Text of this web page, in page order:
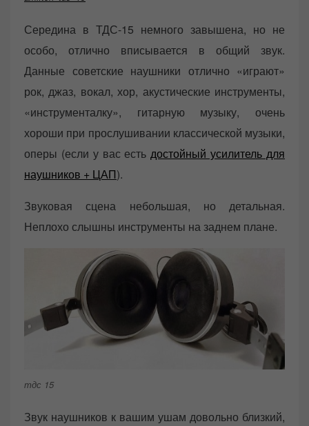
Середина в ТДС-15 немного завышена, но не
особо, отлично вписывается в общий звук.
Данные советские наушники отлично «играют»
рок, джаз, вокал, хор, акустические инструменты,
«инструменталку», гитарную музыку, очень
хороши при прослушивании классической музыки,
оперы (если у вас есть достойный усилитель для
наушников + ЦАП).
Звуковая сцена небольшая, но детальная.
Неплохо слышны инструменты на заднем плане.
тдс 15
Звук наушников к вашим ушам довольно близкий,